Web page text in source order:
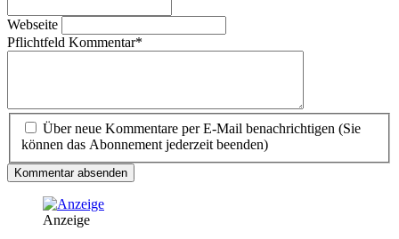
Webseite
Pflichtfeld Kommentar*
Über neue Kommentare per E-Mail benachrichtigen (Sie
können das Abonnement jederzeit beenden)
Kommentar absenden
Anzeige